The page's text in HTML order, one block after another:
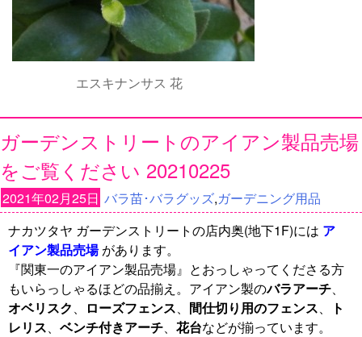
エスキナンサス 花
ガーデンストリートのアイアン製品売場
をご覧ください 20210225
2021年02月25日 バラ苗･バラグッズ,ガーデニング用品
ナカツタヤ ガーデンストリートの店内奥(地下1F)には ア
イアン製品売場 があります。
『関東一のアイアン製品売場』とおっしゃってくださる方
もいらっしゃるほどの品揃え。アイアン製のバラアーチ、
オベリスク、 ローズフェンス、 間仕切り用のフェンス、
ト
レリス、 ベンチ付きアーチ、 花台などが揃っています。